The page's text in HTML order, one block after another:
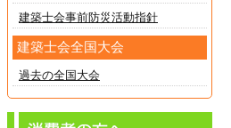
建築士会事前防災活動指針
建築士会全国大会
過去の全国大会